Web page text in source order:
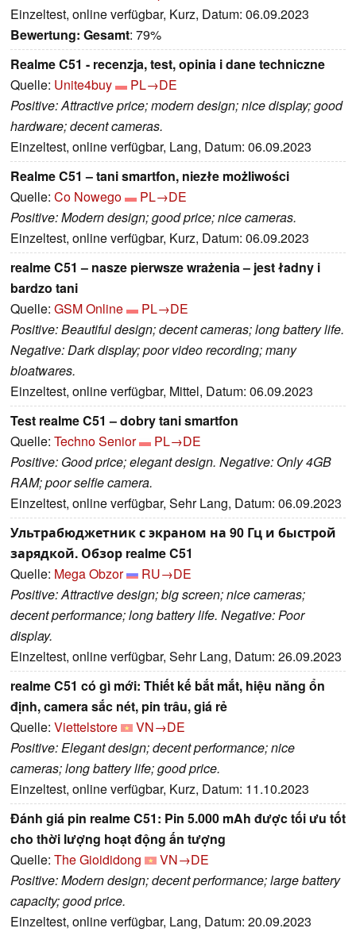
Einzeltest, online verfügbar, Kurz, Datum: 06.09.2023
Bewertung: Gesamt: 79%
Realme C51 - recenzja, test, opinia i dane techniczne
Quelle: Unite4buy
PL→DE
Positive: Attractive price; modern design; nice display; good
hardware; decent cameras.
Einzeltest, online verfügbar, Lang, Datum: 06.09.2023
Realme C51 – tani smartfon, niezłe możliwości
Quelle: Co Nowego
PL→DE
Positive: Modern design; good price; nice cameras.
Einzeltest, online verfügbar, Kurz, Datum: 06.09.2023
realme C51 – nasze pierwsze wrażenia – jest ładny i
bardzo tani
Quelle: GSM Online
PL→DE
Positive: Beautiful design; decent cameras; long battery life.
Negative: Dark display; poor video recording; many
bloatwares.
Einzeltest, online verfügbar, Mittel, Datum: 06.09.2023
Test realme C51 – dobry tani smartfon
Quelle: Techno Senior
PL→DE
Positive: Good price; elegant design. Negative: Only 4GB
RAM; poor selfie camera.
Einzeltest, online verfügbar, Sehr Lang, Datum: 06.09.2023
Ультрабюджетник с экраном на 90 Гц и быстрой
зарядкой. Обзор realme C51
Quelle: Mega Obzor
RU→DE
Positive: Attractive design; big screen; nice cameras;
decent performance; long battery life. Negative: Poor
display.
Einzeltest, online verfügbar, Sehr Lang, Datum: 26.09.2023
realme C51 có gì mới: Thiết kế bắt mắt, hiệu năng ổn
định, camera sắc nét, pin trâu, giá rẻ
Quelle: Viettelstore
VN→DE
Positive: Elegant design; decent performance; nice
cameras; long battery life; good price.
Einzeltest, online verfügbar, Kurz, Datum: 11.10.2023
Đánh giá pin realme C51: Pin 5.000 mAh được tối ưu tốt
cho thời lượng hoạt động ấn tượng
Quelle: The Gioididong
VN→DE
Positive: Modern design; decent performance; large battery
capacity; good price.
Einzeltest, online verfügbar, Lang, Datum: 20.09.2023